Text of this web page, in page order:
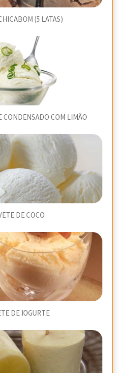
(5 LATAS)
CONDENSADO COM LIMÃO
DE COCO
DE IOGURTE